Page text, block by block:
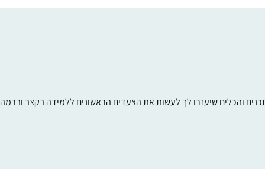
והכלים שיעזרו לך לעשות את הצעדים הראשונים ללמידה בקצב
אחרי שראיתי את הסיום הנשי של הדף היומי